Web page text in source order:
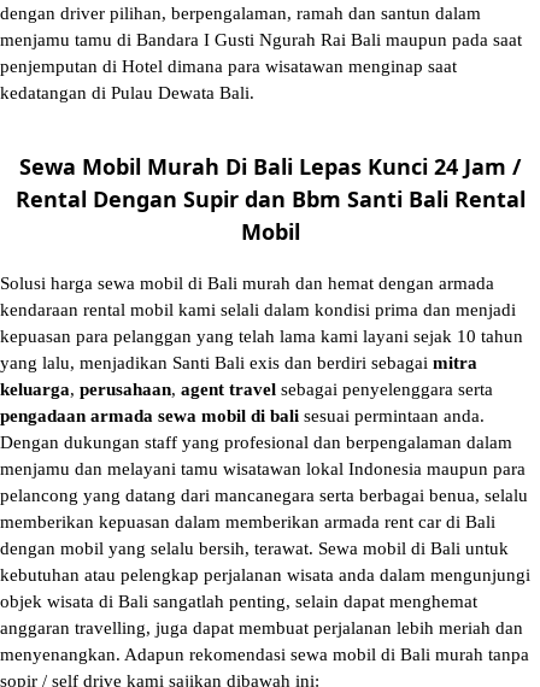
dengan driver pilihan, berpengalaman, ramah dan santun dalam
menjamu tamu di Bandara I Gusti Ngurah Rai Bali maupun pada saat
penjemputan di Hotel dimana para wisatawan menginap saat
kedatangan di Pulau Dewata Bali.
Sewa Mobil Murah Di Bali Lepas Kunci 24 Jam /
Rental Dengan Supir dan Bbm Santi Bali Rental
Mobil
Solusi harga sewa mobil di Bali murah dan hemat dengan armada
kendaraan rental mobil kami selali dalam kondisi prima dan menjadi
kepuasan para pelanggan yang telah lama kami layani sejak 10 tahun
yang lalu, menjadikan Santi Bali exis dan berdiri sebagai mitra
keluarga, perusahaan, agent travel sebagai penyelenggara serta
pengadaan armada sewa mobil di bali sesuai permintaan anda.
Dengan dukungan staff yang profesional dan berpengalaman dalam
menjamu dan melayani tamu wisatawan lokal Indonesia maupun para
pelancong yang datang dari mancanegara serta berbagai benua, selalu
memberikan kepuasan dalam memberikan armada rent car di Bali
dengan mobil yang selalu bersih, terawat. Sewa mobil di Bali untuk
kebutuhan atau pelengkap perjalanan wisata anda dalam mengunjungi
objek wisata di Bali sangatlah penting, selain dapat menghemat
anggaran travelling, juga dapat membuat perjalanan lebih meriah dan
menyenangkan. Adapun rekomendasi sewa mobil di Bali murah tanpa
sopir / self drive kami sajikan dibawah ini: